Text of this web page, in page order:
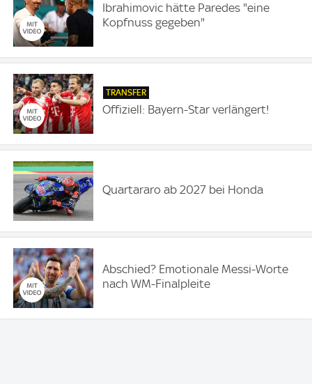
Ibrahimovic hätte Paredes "eine
Kopfnuss gegeben"
TRANSFER
Offiziell: Bayern-Star verlängert!
Quartararo ab 2027 bei Honda
Abschied? Emotionale Messi-Worte
nach WM-Finalpleite